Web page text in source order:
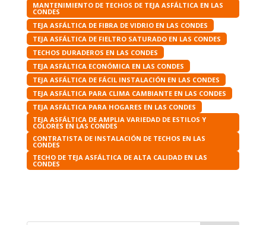
MANTENIMIENTO DE TECHOS DE TEJA ASFÁLTICA EN LAS
CONDES
TEJA ASFÁLTICA DE FIBRA DE VIDRIO EN LAS CONDES
TEJA ASFÁLTICA DE FIELTRO SATURADO EN LAS CONDES
TECHOS DURADEROS EN LAS CONDES
TEJA ASFÁLTICA ECONÓMICA EN LAS CONDES
TEJA ASFÁLTICA DE FÁCIL INSTALACIÓN EN LAS CONDES
TEJA ASFÁLTICA PARA CLIMA CAMBIANTE EN LAS CONDES
TEJA ASFÁLTICA PARA HOGARES EN LAS CONDES
TEJA ASFÁLTICA DE AMPLIA VARIEDAD DE ESTILOS Y
COLORES EN LAS CONDES
CONTRATISTA DE INSTALACIÓN DE TECHOS EN LAS
CONDES
TECHO DE TEJA ASFÁLTICA DE ALTA CALIDAD EN LAS
CONDES